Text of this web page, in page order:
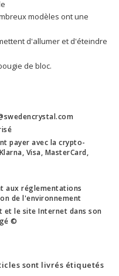
modèles ont une
d'allumer et d'éteindre
de bloc.
payer avec la crypto-
Visa, MasterCard,
aux réglementations
de l'environnement
et le site Internet dans son
©
sont livrés étiquetés